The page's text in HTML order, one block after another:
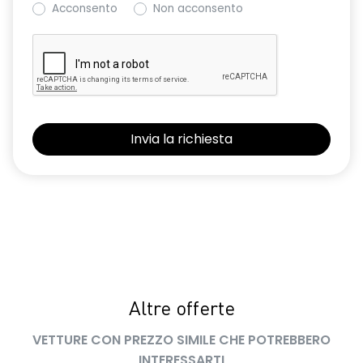
Kit di gonfiaggio
Nuovo Media Nav Live navigazione connessa con traffico in
tempo reale + 3D Arkamys®
Panchetta posteriore frazionabile e ribaltabile 1/3-2/3
Sedile conducente con regolazione lombare e in altezza
Selleria in tessuto specifico journey MY26 grigio chiaro
Acconsento
Non acconsento
Altre offerte
VETTURE CON PREZZO SIMILE CHE POTREBBERO